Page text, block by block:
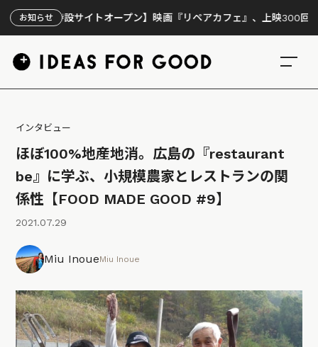
お知らせ
サイトオープン】映画『リペアカフェ』、上映300回の先で見えてき
インタビュー
ほぼ100%地産地消。広島の『restaurant
be』に学ぶ、小規模農家とレストランの関
係性【FOOD MADE GOOD #9】
2021.07.29
Miu InoueMiu Inoue